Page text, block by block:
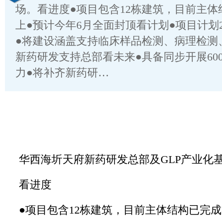
场。看进度●项目包含12栋建筑，目前主体
上●预计今年6月全面封顶看计划●项目计划
●将建设涵盖支持临床样品检测、病理检
新药研发支持总部看未来●具备同步开展
力●将补齐新药研…
华西海圻天府新药研发总部及GLP产业化
看进度
●项目包含12栋建筑，目前主体结构已完